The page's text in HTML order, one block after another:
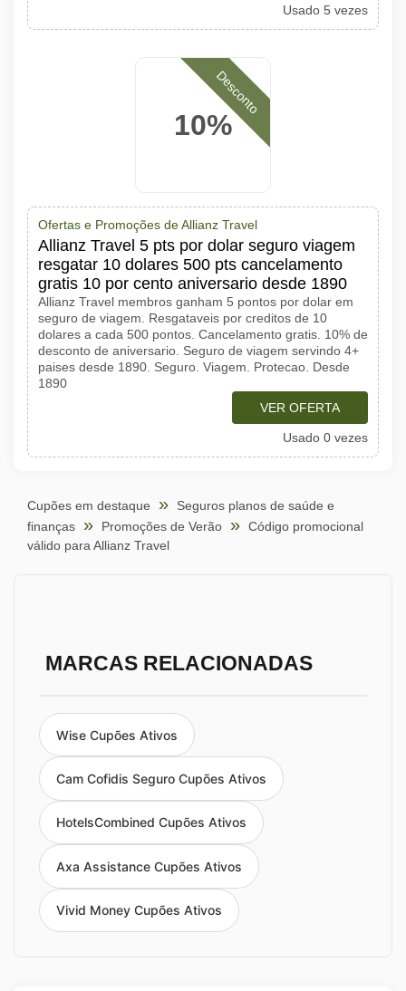
Usado 5 vezes
10%
Desconto
Ofertas e Promoções de Allianz Travel
Allianz Travel 5 pts por dolar seguro viagem
resgatar 10 dolares 500 pts cancelamento
gratis 10 por cento aniversario desde 1890
Allianz Travel membros ganham 5 pontos por dolar em
seguro de viagem. Resgataveis por creditos de 10
dolares a cada 500 pontos. Cancelamento gratis. 10% de
desconto de aniversario. Seguro de viagem servindo 4+
paises desde 1890. Seguro. Viagem. Protecao. Desde
1890
VER OFERTA
Usado 0 vezes
Cupões em destaque
Seguros planos de saúde e
finanças
Promoções de Verão
Código promocional
válido para Allianz Travel
MARCAS RELACIONADAS
Wise Cupões Ativos
Cam Cofidis Seguro Cupões Ativos
HotelsCombined Cupões Ativos
Axa Assistance Cupões Ativos
Vivid Money Cupões Ativos